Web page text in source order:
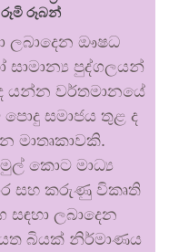
රූමි රූබන්
ලබාදෙන ඖෂධ
පුද්ගලයන්
යන්න වර්තමානයේ
සමාජය තුළ ද
මාතෘකාවකි.
කොට මාධ්‍ය
සහ කරුණු විකෘති
ලබාදෙන
බියක් නිර්මාණය